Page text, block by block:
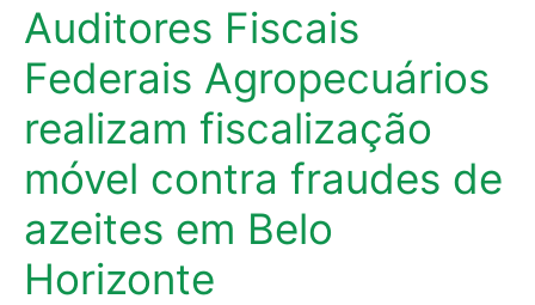
Auditores Fiscais
Federais Agropecuários
realizam fiscalização
móvel contra fraudes de
azeites em Belo
Horizonte